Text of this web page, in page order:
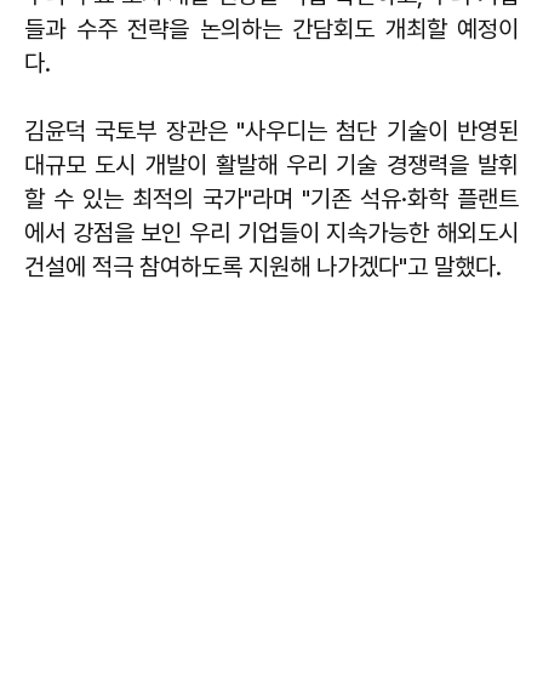
들과 수주 전략을 논의하는 간담회도 개최할 예정이
다.
김윤덕 국토부 장관은 "사우디는 첨단 기술이 반영된
대규모 도시 개발이 활발해 우리 기술 경쟁력을 발휘
할 수 있는 최적의 국가"라며 "기존 석유·화학 플랜트
에서 강점을 보인 우리 기업들이 지속가능한 해외도시
건설에 적극 참여하도록 지원해 나가겠다"고 말했다.